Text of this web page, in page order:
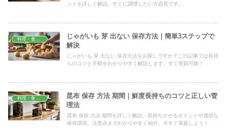
ントを詳しく解説。すぐに調理したい方必見です。
じゃがいも 芽 出ない 保存方法｜簡単3ステップで
解決
じゃがいも 芽 出ない 保存方法をお探しですか？この記事では長持
ちのコツと手順をわかりやすく解説します。すぐ実践可能！
料理・食材保存
昆布 保存 方法 期間｜鮮度長持ちのコツと正しい管
理法
昆布 保存 方法 期間を詳しく解説。長持ちさせるポイントや適切な
保存環境、注意点までわかりやすく紹介。今すぐ実践しよう！